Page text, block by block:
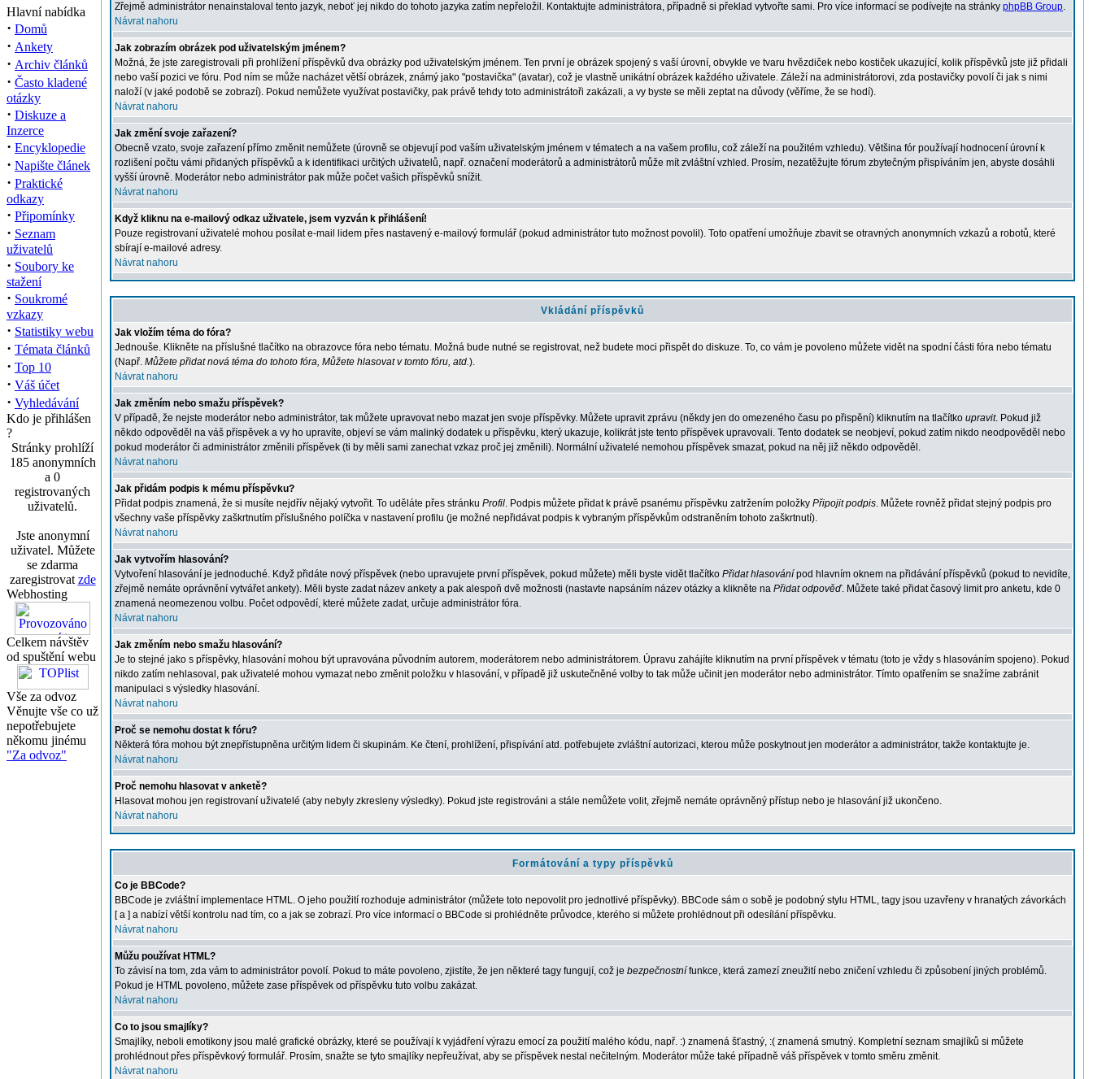
Hlavní nabídka
· Domů
· Ankety
· Archiv článků
· Často kladené
otázky
· Diskuze a
Inzerce
· Encyklopedie
· Napište článek
· Praktické
odkazy
· Připomínky
· Seznam
uživatelů
· Soubory ke
stažení
· Soukromé
vzkazy
· Statistiky webu
· Témata článků
· Top 10
· Váš účet
· Vyhledávání
Kdo je přihlášen
?
Stránky prohlíží
185 anonymních
a 0
registrovaných
uživatelů.
Jste anonymní
uživatel. Můžete
se zdarma
zaregistrovat zde
Webhosting
Celkem návštěv
od spuštění webu
Vše za odvoz
Věnujte vše co už
nepotřebujete
někomu jinému
"Za odvoz"
Zřejmě administrátor nenainstaloval tento jazyk, neboť jej nikdo do tohoto jazyka zatím nepřeložil. Kontaktujte administrátora, případně si překlad vytvořte sami. Pro více informací se podívejte na stránky phpBB Group.
Návrat nahoru
Jak zobrazím obrázek pod uživatelským jménem?
Možná, že jste zaregistrovali při prohlížení příspěvků dva obrázky pod uživatelským jménem. Ten první je obrázek spojený s vaší úrovní, obvykle ve tvaru hvězdiček nebo kostiček ukazující, kolik příspěvků jste již přidali
nebo vaší pozici ve fóru. Pod ním se může nacházet větší obrázek, známý jako "postavička" (avatar), což je vlastně unikátní obrázek každého uživatele. Záleží na administrátorovi, zda postavičky povolí či jak s nimi
naloží (v jaké podobě se zobrazí). Pokud nemůžete využívat postavičky, pak právě tehdy toto administrátoři zakázali, a vy byste se měli zeptat na důvody (věříme, že se hodí).
Návrat nahoru
Jak změní svoje zařazení?
Obecně vzato, svoje zařazení přímo změnit nemůžete (úrovně se objevují pod vaším uživatelským jménem v tématech a na vašem profilu, což záleží na použitém vzhledu). Většina fór používají hodnocení úrovní k
rozlišení počtu vámi přidaných příspěvků a k identifikaci určitých uživatelů, např. označení moderátorů a administrátorů může mít zvláštní vzhled. Prosím, nezatěžujte fórum zbytečným přispíváním jen, abyste dosáhli
vyšší úrovně. Moderátor nebo administrátor pak může počet vašich příspěvků snížit.
Návrat nahoru
Když kliknu na e-mailový odkaz uživatele, jsem vyzván k přihlášení!
Pouze registrovaní uživatelé mohou posílat e-mail lidem přes nastavený e-mailový formulář (pokud administrátor tuto možnost povolil). Toto opatření umožňuje zbavit se otravných anonymních vzkazů a robotů, které
sbírají e-mailové adresy.
Návrat nahoru
Vkládání příspěvků
Jak vložím téma do fóra?
Jednouše. Klikněte na příslušné tlačítko na obrazovce fóra nebo tématu. Možná bude nutné se registrovat, než budete moci přispět do diskuze. To, co vám je povoleno můžete vidět na spodní části fóra nebo tématu
(Např. Můžete přidat nová téma do tohoto fóra, Můžete hlasovat v tomto fóru, atd.).
Návrat nahoru
Jak změním nebo smažu příspěvek?
V případě, že nejste moderátor nebo administrátor, tak můžete upravovat nebo mazat jen svoje příspěvky. Můžete upravit zprávu (někdy jen do omezeného času po přispění) kliknutím na tlačítko upravit. Pokud již
někdo odpověděl na váš příspěvek a vy ho upravíte, objeví se vám malinký dodatek u příspěvku, který ukazuje, kolikrát jste tento příspěvek upravovali. Tento dodatek se neobjeví, pokud zatím nikdo neodpověděl nebo
pokud moderátor či administrátor změnili příspěvek (ti by měli sami zanechat vzkaz proč jej změnili). Normální uživatelé nemohou příspěvek smazat, pokud na něj již někdo odpověděl.
Návrat nahoru
Jak přidám podpis k mému příspěvku?
Přidat podpis znamená, že si musíte nejdřív nějaký vytvořit. To uděláte přes stránku Profil. Podpis můžete přidat k právě psanému příspěvku zatržením položky Připojit podpis. Můžete rovněž přidat stejný podpis pro
všechny vaše příspěvky zaškrtnutím příslušného políčka v nastavení profilu (je možné nepřidávat podpis k vybraným příspěvkům odstraněním tohoto zaškrtnutí).
Návrat nahoru
Jak vytvořím hlasování?
Vytvoření hlasování je jednoduché. Když přidáte nový příspěvek (nebo upravujete první příspěvek, pokud můžete) měli byste vidět tlačítko Přidat hlasování pod hlavním oknem na přidávání příspěvků (pokud to nevidíte,
zřejmě nemáte oprávnění vytvářet ankety). Měli byste zadat název ankety a pak alespoň dvě možnosti (nastavte napsáním název otázky a klikněte na Přidat odpověď. Můžete také přidat časový limit pro anketu, kde 0
znamená neomezenou volbu. Počet odpovědí, které můžete zadat, určuje administrátor fóra.
Návrat nahoru
Jak změním nebo smažu hlasování?
Je to stejné jako s příspěvky, hlasování mohou být upravována původním autorem, moderátorem nebo administrátorem. Úpravu zahájíte kliknutím na první příspěvek v tématu (toto je vždy s hlasováním spojeno). Pokud
nikdo zatím nehlasoval, pak uživatelé mohou vymazat nebo změnit položku v hlasování, v případě již uskutečněné volby to tak může učinit jen moderátor nebo administrátor. Tímto opatřením se snažíme zabránit
manipulaci s výsledky hlasování.
Návrat nahoru
Proč se nemohu dostat k fóru?
Některá fóra mohou být znepřístupněna určitým lidem či skupinám. Ke čtení, prohlížení, přispívání atd. potřebujete zvláštní autorizaci, kterou může poskytnout jen moderátor a administrátor, takže kontaktujte je.
Návrat nahoru
Proč nemohu hlasovat v anketě?
Hlasovat mohou jen registrovaní uživatelé (aby nebyly zkresleny výsledky). Pokud jste registrováni a stále nemůžete volit, zřejmě nemáte oprávněný přístup nebo je hlasování již ukončeno.
Návrat nahoru
Formátování a typy příspěvků
Co je BBCode?
BBCode je zvláštní implementace HTML. O jeho použití rozhoduje administrátor (můžete toto nepovolit pro jednotlivé příspěvky). BBCode sám o sobě je podobný stylu HTML, tagy jsou uzavřeny v hranatých závorkách
[ a ] a nabízí větší kontrolu nad tím, co a jak se zobrazí. Pro více informací o BBCode si prohlédněte průvodce, kterého si můžete prohlédnout při odesílání příspěvku.
Návrat nahoru
Můžu používat HTML?
To závisí na tom, zda vám to administrátor povolí. Pokud to máte povoleno, zjistíte, že jen některé tagy fungují, což je bezpečnostní funkce, která zamezí zneužití nebo zničení vzhledu či způsobení jiných problémů.
Pokud je HTML povoleno, můžete zase příspěvek od příspěvku tuto volbu zakázat.
Návrat nahoru
Co to jsou smajlíky?
Smajlíky, neboli emotikony jsou malé grafické obrázky, které se používají k vyjádření výrazu emocí za použití malého kódu, např. :) znamená šťastný, :( znamená smutný. Kompletní seznam smajlíků si můžete
prohlédnout přes příspěvkový formulář. Prosím, snažte se tyto smajlíky nepřeužívat, aby se příspěvek nestal nečitelným. Moderátor může také případně váš příspěvek v tomto směru změnit.
Návrat nahoru